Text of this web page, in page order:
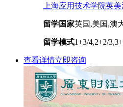
上海应用技术学院英
留学国家英国,美国,澳
留学模式1+3/4,2+2/
查看详情立即咨询